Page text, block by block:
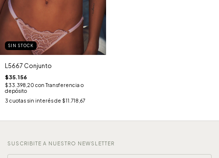
SIN STOCK
L5667 Conjunto
$35.156
$33.398,20 con Transferencia o
depósito
3 cuotas sin interés de $11.718,67
SUSCRIBITE A NUESTRO NEWSLETTER